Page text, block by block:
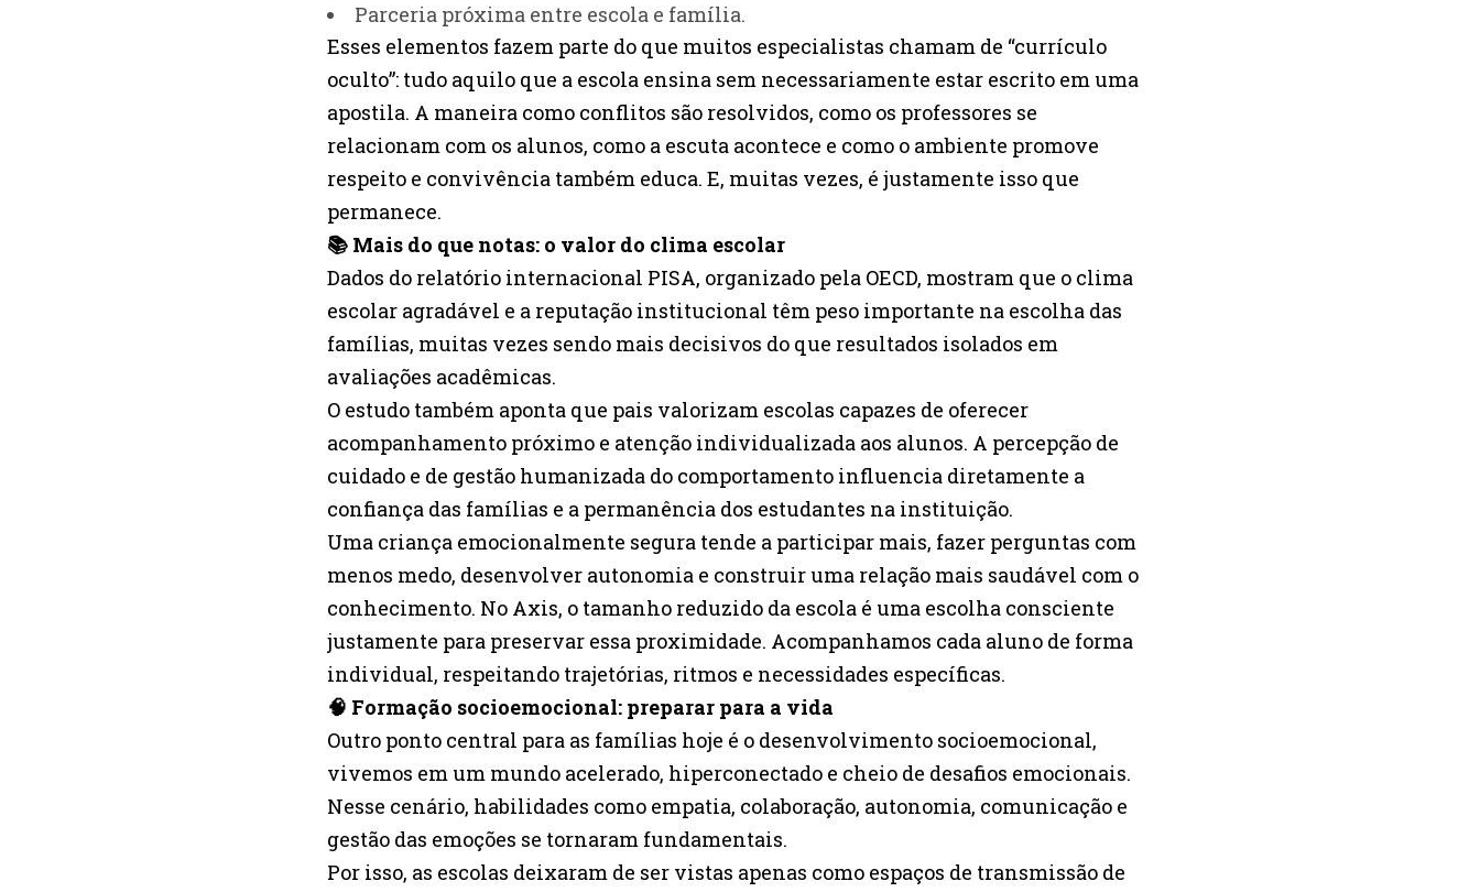
Parceria próxima entre escola e família.
Esses elementos fazem parte do que muitos especialistas chamam de “currículo
oculto”: tudo aquilo que a escola ensina sem necessariamente estar escrito em uma
apostila. A maneira como conflitos são resolvidos, como os professores se
relacionam com os alunos, como a escuta acontece e como o ambiente promove
respeito e convivência também educa. E, muitas vezes, é justamente isso que
permanece.
📚 Mais do que notas: o valor do clima escolar
Dados do relatório internacional PISA, organizado pela OECD, mostram que o clima
escolar agradável e a reputação institucional têm peso importante na escolha das
famílias, muitas vezes sendo mais decisivos do que resultados isolados em
avaliações acadêmicas.
O estudo também aponta que pais valorizam escolas capazes de oferecer
acompanhamento próximo e atenção individualizada aos alunos. A percepção de
cuidado e de gestão humanizada do comportamento influencia diretamente a
confiança das famílias e a permanência dos estudantes na instituição.
Uma criança emocionalmente segura tende a participar mais, fazer perguntas com
menos medo, desenvolver autonomia e construir uma relação mais saudável com o
conhecimento. No Axis, o tamanho reduzido da escola é uma escolha consciente
justamente para preservar essa proximidade. Acompanhamos cada aluno de forma
individual, respeitando trajetórias, ritmos e necessidades específicas.
🧠 Formação socioemocional: preparar para a vida
Outro ponto central para as famílias hoje é o desenvolvimento socioemocional,
vivemos em um mundo acelerado, hiperconectado e cheio de desafios emocionais.
Nesse cenário, habilidades como empatia, colaboração, autonomia, comunicação e
gestão das emoções se tornaram fundamentais.
Por isso, as escolas deixaram de ser vistas apenas como espaços de transmissão de